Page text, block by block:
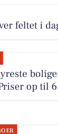
feltet i
op til